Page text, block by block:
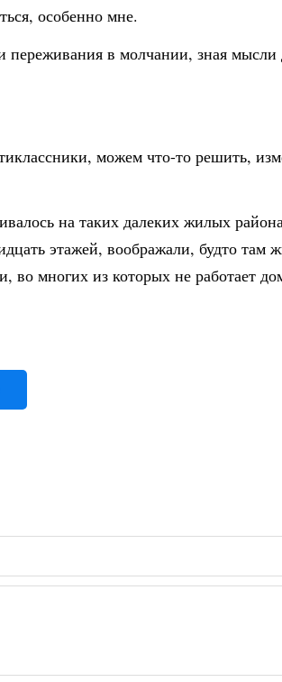
особенно мне.
переживания в молчании, зная мысли
можем что-то решить,
на таких далеких жилых
этажей, воображали, будто там
во многих из которых не работает